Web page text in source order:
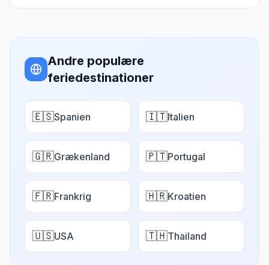
Andre populære
feriedestinationer
🇪🇸Spanien 🇮🇹Italien
🇬🇷Grækenland 🇵🇹Portugal
🇫🇷Frankrig 🇭🇷Kroatien
🇺🇸USA 🇹🇭Thailand